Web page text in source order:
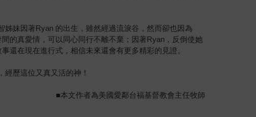
妹因著Ryan 的出生，雖然經過流淚谷，然而卻也因為
的真愛情，可以同心同行不離不棄；因著Ryan，反倒使她
還在現在進行式，相信未來還會有更多精彩的見證。
歷這位又真又活的神！
■本文作者為美國愛鄰台福基督教會主任牧師